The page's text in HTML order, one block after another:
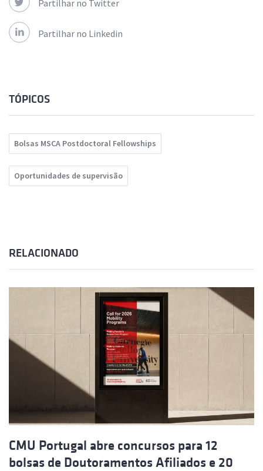
Partilhar no Twitter
Partilhar no Linkedin
TÓPICOS
Bolsas MSCA Postdoctoral Fellowships
Oportunidades de supervisão
RELACIONADO
CMU Portugal abre concursos para 12
bolsas de Doutoramentos Afiliados e 20